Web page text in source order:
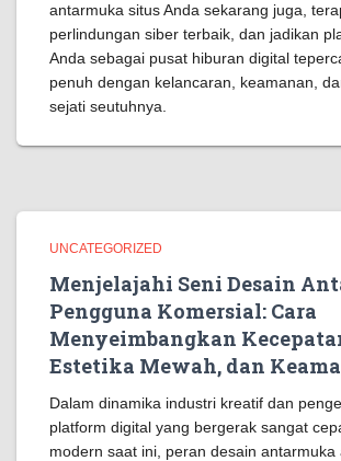
antarmuka situs Anda sekarang juga,
perlindungan siber terbaik, dan jadikan
Anda sebagai pusat hiburan digital
penuh dengan kelancaran, keamanan,
sejati seutuhnya.
UNCATEGORIZED
Menjelajahi Seni Desain
Pengguna Komersial: Cara
Menyeimbangkan
Estetika Mewah, dan
Dalam dinamika industri kreatif dan
platform digital yang bergerak sangat
modern saat ini, peran desain antarmuka